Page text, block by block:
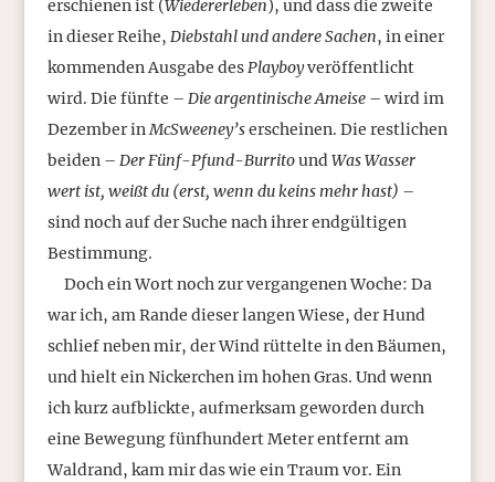
erschienen ist (Wiedererleben), und dass die zweite
in dieser Reihe, Diebstahl und andere Sachen, in einer
kommenden Ausgabe desPlayboyveröffentlicht
wird. Die fünfte – Die argentinische Ameise– wird im
Dezember inMcSweeney’serscheinen. Die restlichen
beiden – Der Fünf-Pfund-BurritoundWas Wasser
wert ist, weißt du (erst, wenn du keins mehr hast) –
sind noch auf der Suche nach ihrer endgültigen
Bestimmung.
Doch ein Wort noch zur vergangenen Woche: Da
war ich, am Rande dieser langen Wiese, der Hund
schlief neben mir, der Wind rüttelte in den Bäumen,
und hielt ein Nickerchen im hohen Gras. Und wenn
ich kurz aufblickte, aufmerksam geworden durch
eine Bewegung fünfhundert Meter entfernt am
Waldrand, kam mir das wie ein Traum vor. Ein